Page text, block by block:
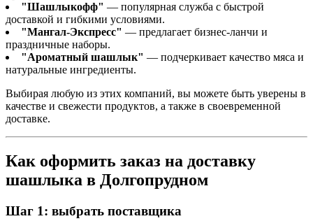
"Шашлыкофф" — популярная служба с быстрой
доставкой и гибкими условиями.
"Мангал-Экспресс" — предлагает бизнес-ланчи и
праздничные наборы.
"Ароматный шашлык" — подчеркивает качество мяса и
натуральные ингредиенты.
Выбирая любую из этих компаний, вы можете быть уверены в
качестве и свежести продуктов, а также в своевременной
доставке.
Как оформить заказ на доставку
шашлыка в Долгопрудном
Шаг 1: выбрать поставщика